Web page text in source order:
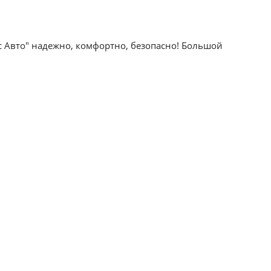
Авто" надежно, комфортно, безопасно! Большой